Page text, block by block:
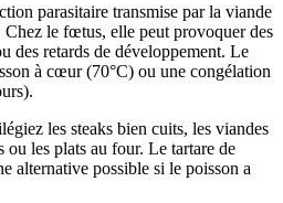
parasitaire transmise par la viande
le fœtus, elle peut provoquer des
des retards de développement. Le
à cœur (70°C) ou une congélation
les steaks bien cuits, les viandes
ou les plats au four. Le tartare de
alternative possible si le poisson a